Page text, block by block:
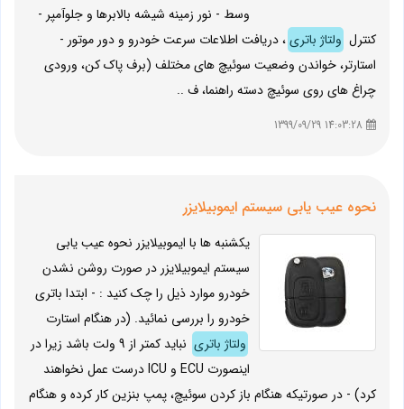
وسط - نور زمینه شیشه بالابرها و جلوآمپر -
کنترل ولتاژ باتری، دریافت اطلاعات سرعت خودرو و دور موتور -
استارتر، خواندن وضعیت سوئیچ های مختلف (برف پاک کن، ورودی
چراغ های روی سوئیچ دسته راهنما، ف ..
نحوه عیب یابی سیستم ایموبیلایزر
یکشنبه ها با ایموبیلایزر نحوه عیب یابی
سیستم ایموبیلایزر در صورت روشن نشدن
خودرو موارد ذیل را چک کنید : - ابتدا باتری
خودرو را بررسی نمائید. (در هنگام استارت
ولتاژ باتری
نباید کمتر از 9 ولت باشد زیرا در
اینصورت ECU و ICU درست عمل نخواهند
کرد) - در صورتیکه هنگام باز کردن سوئیچ، پمپ بنزین کار کرده و هنگام